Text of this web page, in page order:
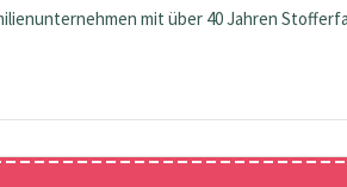
mit über 40 Jahren